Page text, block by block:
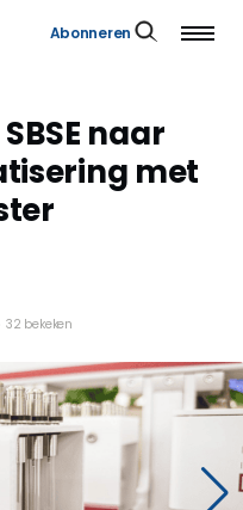
Abonneren
naar
met
32 bekeken